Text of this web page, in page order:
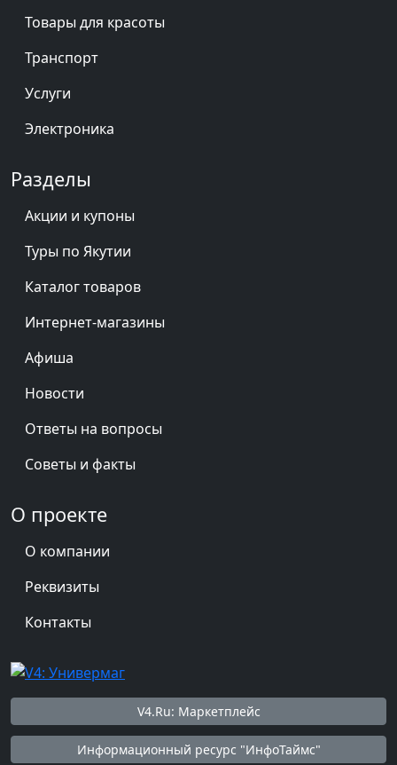
Товары для красоты
Транспорт
Услуги
Электроника
Разделы
Акции и купоны
Туры по Якутии
Каталог товаров
Интернет-магазины
Афиша
Новости
Ответы на вопросы
Советы и факты
О проекте
О компании
Реквизиты
Контакты
V4.Ru: Маркетплейс
Информационный ресурс "ИнфоТаймс"